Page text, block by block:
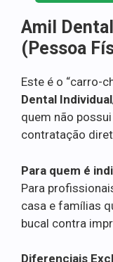
Amil
(Pessoa
Este é o “carro-
Dental
quem não
contratação
Para quem é
Para
casa e famílias
bucal contra
Diferenciais